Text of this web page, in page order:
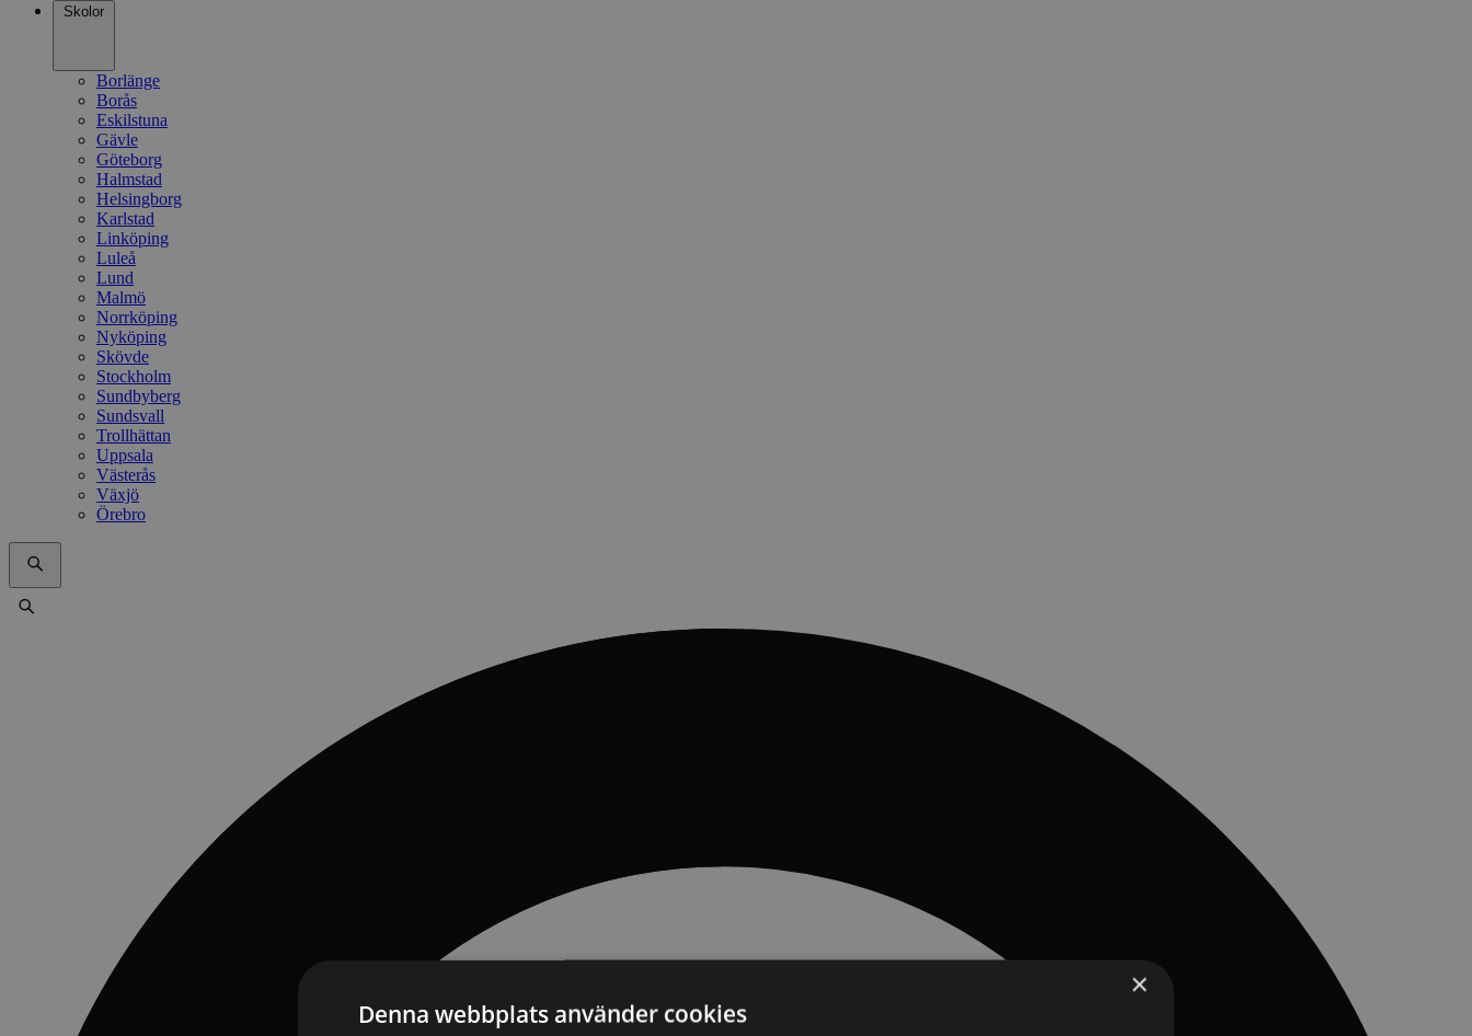
Skolor
Borlänge
Borås
Eskilstuna
Gävle
Göteborg
Halmstad
Helsingborg
Karlstad
Linköping
Luleå
Lund
Malmö
Norrköping
Nyköping
Skövde
Stockholm
Sundbyberg
Sundsvall
Trollhättan
Uppsala
Västerås
Växjö
Örebro
×
Denna webbplats använder cookies